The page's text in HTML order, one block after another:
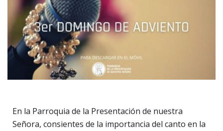
En la Parroquia de la Presentación de nuestra
Señora, consientes de la importancia del canto en la